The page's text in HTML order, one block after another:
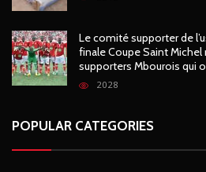
Le comité supporter de
finale Coupe Saint
supporters Mbourois qui
2028
POPULAR CATEGORIES